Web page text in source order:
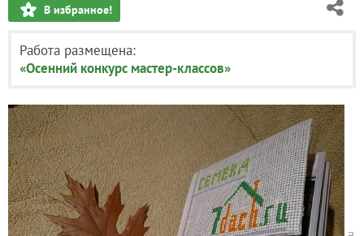
В избранное!
Работа размещена:
«Осенний конкурс мастер-классов»